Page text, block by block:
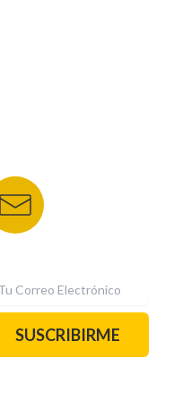
SUSCRIBIRME